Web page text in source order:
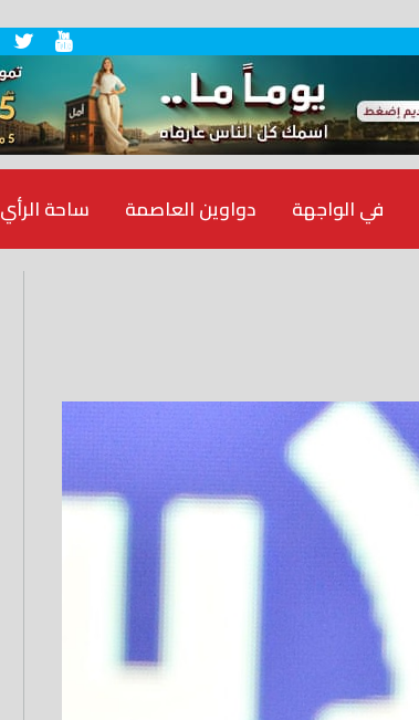
ساحة الرأي دواوين العاصمة في الواجهة